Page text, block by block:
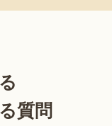
質問